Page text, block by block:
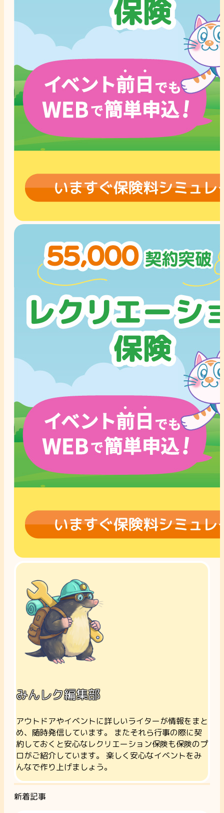
みんレク編集部
アウトドアやイベントに詳しいライターが情報をまと
め、随時発信しています。 またそれら行事の際に契
約しておくと安心なレクリエーション保険も保険のプ
ロがご紹介しています。 楽しく安心なイベントをみ
んなで作り上げましょう。
新着記事